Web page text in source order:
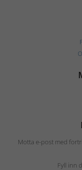
Motta e-post med
Fyll inn